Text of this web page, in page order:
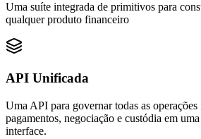
Uma suíte integrada de primitivos para
qualquer produto financeiro
API Unificada
Uma API para governar todas as
pagamentos, negociação e custódia em
interface.